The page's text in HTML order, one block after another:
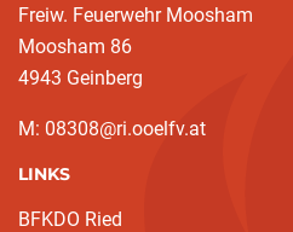
Freiw. Feuerwehr Moosham
Moosham 86
4943 Geinberg
M: 08308@ri.ooelfv.at
LINKS
BFKDO Ried